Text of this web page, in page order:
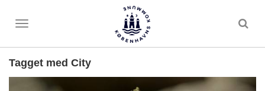
Toggle
Tagget med City